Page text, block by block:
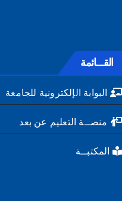
القـــائمة
البوابة الإلكترونية للجامعة
منصــة التعليم عن بعد
المكتبــة